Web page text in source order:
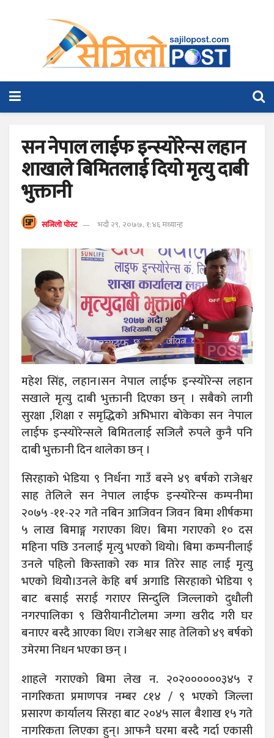
सन नेपाल लाईफ इन्स्योरेन्स लहान
शाखाले बिमितलाई दियो मृत्यु दाबी
भुक्तानी
सजिलो पोस्ट भदौ २९, २०७७, १:४६ मध्यान्ह
महेश सिंह, लहान।सन नेपाल लाईफ इन्स्योरेन्स लहान
सखाले मृत्यु दाबी भुक्तानी दिएका छन् । सबैको लागी
सुरक्षा ,शिक्षा र समृद्धिको अभिभारा बोकेका सन नेपाल
लाईफ इन्स्योरेन्सले बिमितलाई सजिलै रुपले कुनै पनि
दाबी भुक्तानी दिन थालेका छन् ।
सिरहाको भेडिया ९ निर्धना गाउँ बस्ने ४९ बर्षको राजेश्वर
साह तेलिले सन नेपाल लाईफ इन्स्योरेन्स कम्पनीमा
२०७५ -११-२२ गते नबिन आजिवन जिवन बिमा शीर्षकमा
५ लाख बिमाङ्ग गराएका थिए। बिमा गराएको १० दस
महिना पछि उनलाई मृत्यु भएको थियो। बिमा कम्पनीलाई
उनले पहिलो किस्ताको रक मात्र तिरेर साह लाई मृत्यु
भएको थियोे।उनले केहि बर्ष अगाडि सिरहाको भेडिया ९
बाट बसाई सराई गराएर सिन्दुलि जिल्लाको दुधौली
नगरपालिका ९ खिरीयानीटोलमा जग्गा खरीद गरी घर
बनाएर बस्दै आएका थिए। राजेश्वर साह तेलिको ४९ बर्षको
उमेरमा निधन भएका छन् ।
शाहले गराएको बिमा लेख न. २०२००००००३४५ र
नागरिकता प्रमाणपत्र नम्बर ८१४ / ९ भएको जिल्ला
प्रसारण कार्यालय सिरहा बाट २०४५ साल बैशाख १५ गते
नागरिकता लिएका हुन्। आफनै घरमा बस्दै गर्दा एकासी